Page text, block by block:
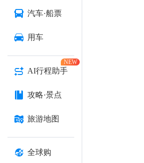
汽车·船票
用车
AI行程助手
NEW
攻略·景点
旅游地图
全球购